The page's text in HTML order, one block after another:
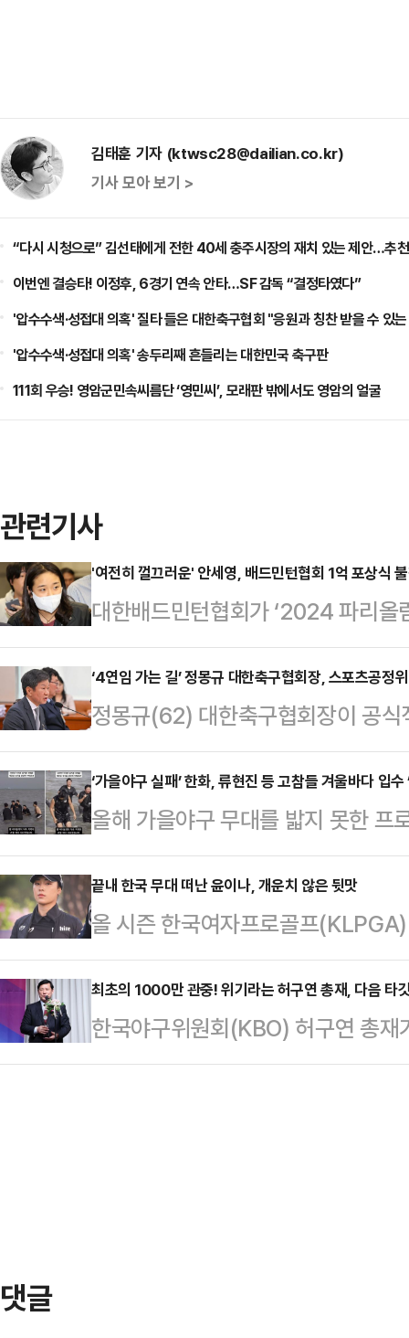
김태훈 기자 (ktwsc28@dailian.co.kr)
기사 모아 보기 >
“다시 시청으로” 김선태에게 전한 40세 충주시장의 재치 있는 제안…추
이번엔 결승타! 이정후, 6경기 연속 안타…SF 감독 “결정타였다”
'압수수색·성접대 의혹' 질타 들은 대한축구협회 "응원과 칭찬 받을 수 있
'압수수색·성접대 의혹' 송두리째 흔들리는 대한민국 축구판
111회 우승! 영암군민속씨름단 ‘영민씨’, 모래판 밖에서도 영암의 얼굴
관련기사
'여전히 껄끄러운' 안세영, 배드민턴협회 1억 포상식
대한배드민턴협회가 ‘2024 파리올
개최했는데 정작 '금메달' 주인공
달 30일 경남 밀양 아리나호텔에
국 배드민턴 대표팀은 파리올림픽
달을 수확했다. 단식에서 정상에 등
호(삼성생명)와 정나은(화순군청)
일정 때문에 불참할 수밖에 없었지
불참했다. 포상금은 소…
‘4연임 가는 길’ 정몽규 대한축구협회장, 스포츠공정
정몽규(62) 대한축구협회장이 공
11일 스포츠공정위원회(비공개)의
알려졌다.대한체육회 정관상 회원
다.3선 이상 연임을 위해서는 재정
평가 등에서 성과가 뚜렷해야 한다
조항에 따라 공정위원회의 심사를
에 대해 평가한 뒤 정몽규 회장의
확실시되는 이기흥 대한체육회…
‘가을야구 실패’ 한화, 류현진 등 고참들 겨울바다 입
올해 가을야구 무대를 밟지 못한 프
트시즌 진출에 실패하면 겨울 바다
판 투수 류현진은 11일 자신의
공개했다.해당 영상에는 류현진을
환, 장민재, 이태양, 야수 채은성,
장 채은성은 지난 3월 22일 KBO
위다. 혹시라도 5위 안에 들지 못하
로 했다”며…
끝내 한국 무대 떠난 윤이나, 개운치 않은 뒷맛
올 시즌 한국여자프로골프
의 오랜 염원이던 미국 진출에 성공
배마주 모빌의 매그놀리아 그로브
자프로골프(LPGA) 투어 퀄리파잉
343타를 적어내며 8위에 올랐다.
최초의 1000만 관중! 위기라는 허구연 총재, 다음 타
한국야구위원회(KBO) 허구연 총
서 대상을 수상했다.허 총재는 10
댓글